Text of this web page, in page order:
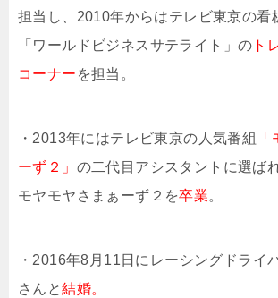
担当し、2010年からはテレビ東京の看
「ワールドビジネスサテライト」の ト
コーナー を担当。
・2013年にはテレビ東京の人気番組
ーず２」 の二代目アシスタントに選ば
モヤモヤさまぁーず２を卒業。
・2016年8月11日にレーシングドライ
さんと結婚。